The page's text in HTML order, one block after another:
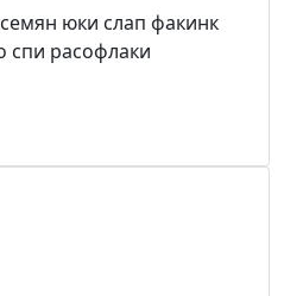
юки слап факинк
спи расофлаки